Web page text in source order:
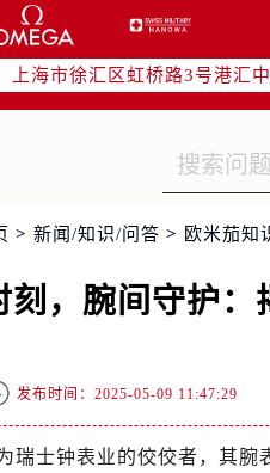
北京市朝阳区建国门外大街
天津市和平区赤峰道136号天
上海市徐汇区虹桥路3号港汇
上海市黄浦区南京东路299号
常州市新北区龙锦路1590号
扬州市邗江区国展路29号星耀
泰州市海陵区永定东路399号
宁波市江北区大闸南路500号
金华市金东区东市南街777号
绍兴市越城区胜利东路379号
> 新闻/知识/问答 > 欧米茄知
刻，腕间守护
发布时间：2025-05-09 11:47:29
瑞士钟表业的佼佼者，其